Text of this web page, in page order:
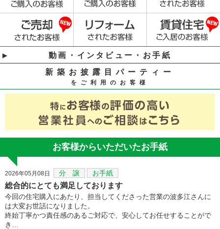
動画・インタビュー・お手紙
新築お披露目パーティー
をご利用のお客様
お客様からいただいたお手紙
2026年05月08日 分 譲 お手紙
総合的にとても満足しております
今回の住宅購入にあたり、担当してくださった営業の波多江さんに
は大変お世話になりました。
終始丁寧かつ責任感のあるご対応で、安心してお任せすることがで
き…